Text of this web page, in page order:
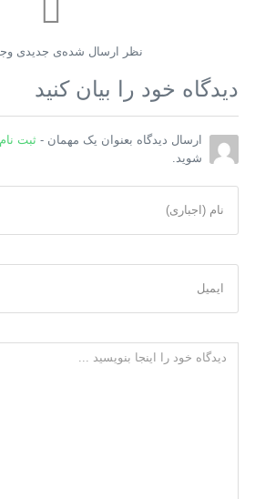
نظر ارسال شده‌ی جدیدی
دیدگاه خود را بیان کنید
ارسال دیدگاه بعنوان یک مهمان - ثبت
شوید.
نام (اجباری)
ایمیل